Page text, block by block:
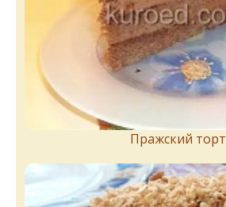
Пражский торт